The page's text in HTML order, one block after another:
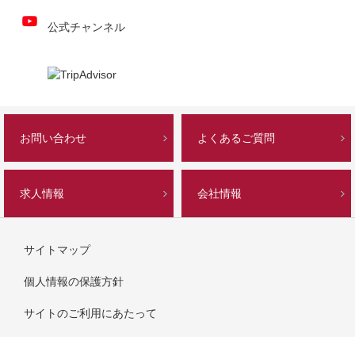
公式チャンネル
お問い合わせ よくあるご質問
求人情報 会社情報
サイトマップ
個人情報の保護方針
サイトのご利用にあたって